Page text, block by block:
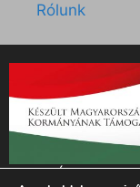
Rólunk
„Az Új Ember